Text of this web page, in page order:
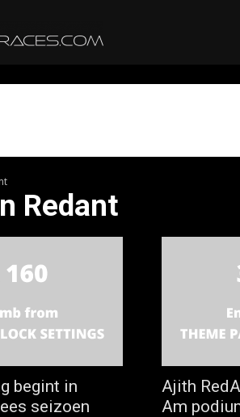
Redant
begint in
seizoen
Ajith
Am